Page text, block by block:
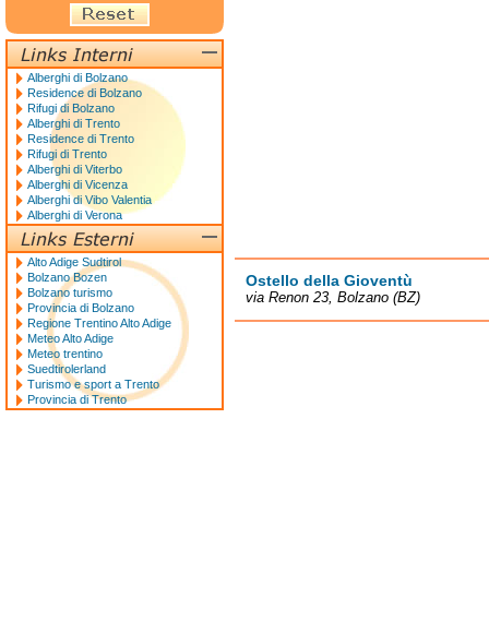
Ostello della Gioventù
via Renon 23, Bolzano (BZ)
Alberghi di Bolzano
Residence di Bolzano
Rifugi di Bolzano
Alberghi di Trento
Residence di Trento
Rifugi di Trento
Alberghi di Viterbo
Alberghi di Vicenza
Alberghi di Vibo Valentia
Alberghi di Verona
Alto Adige Sudtirol
Bolzano Bozen
Bolzano turismo
Provincia di Bolzano
Regione Trentino Alto Adige
Meteo Alto Adige
Meteo trentino
Suedtirolerland
Turismo e sport a Trento
Provincia di Trento